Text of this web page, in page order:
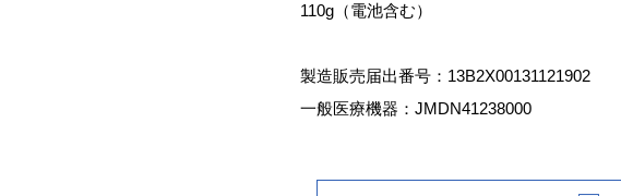
110g（電池含む）
製造販売届出番号：13B2X00131121902
一般医療機器：JMDN41238000